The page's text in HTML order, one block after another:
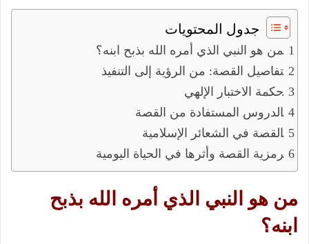
جدول المحتويات
من هو النبي الذي أمره الله بذبح ابنه؟
تفاصيل القصة: من الرؤية إلى التنفيذ
حكمة الاختبار الإلهي
الدروس المستفادة من القصة
القصة في الشعائر الإسلامية
رمزية القصة وأثرها في الحياة اليومية
من هو النبي الذي أمره الله بذبح
ابنه؟